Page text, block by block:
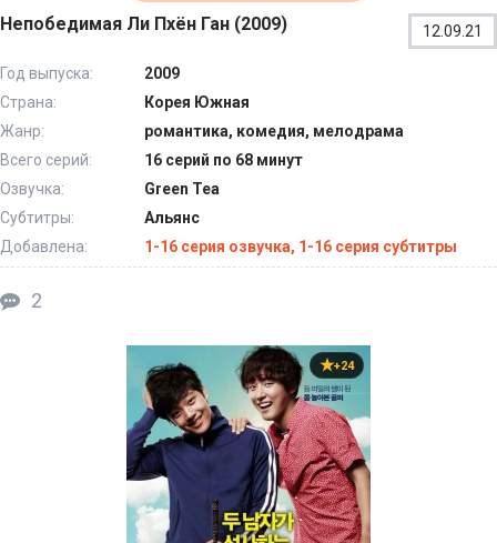
Непобедимая Ли Пхён Ган (2009) 12.09.21
Год выпуска:
2009
Страна:
Корея Южная
Жанр:
романтика, комедия, мелодрама
Всего серий:
16 серий по 68 минут
Озвучка:
Green Tea
Субтитры:
Альянс
Добавлена:
1-16 серия озвучка, 1-16 серия субтитры
2
+24